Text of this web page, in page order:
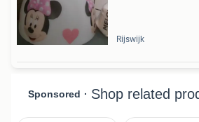
Rijswijk